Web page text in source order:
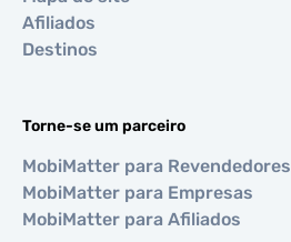
Afiliados
Destinos
Torne-se um parceiro
MobiMatter para Revendedores
MobiMatter para Empresas
MobiMatter para Afiliados